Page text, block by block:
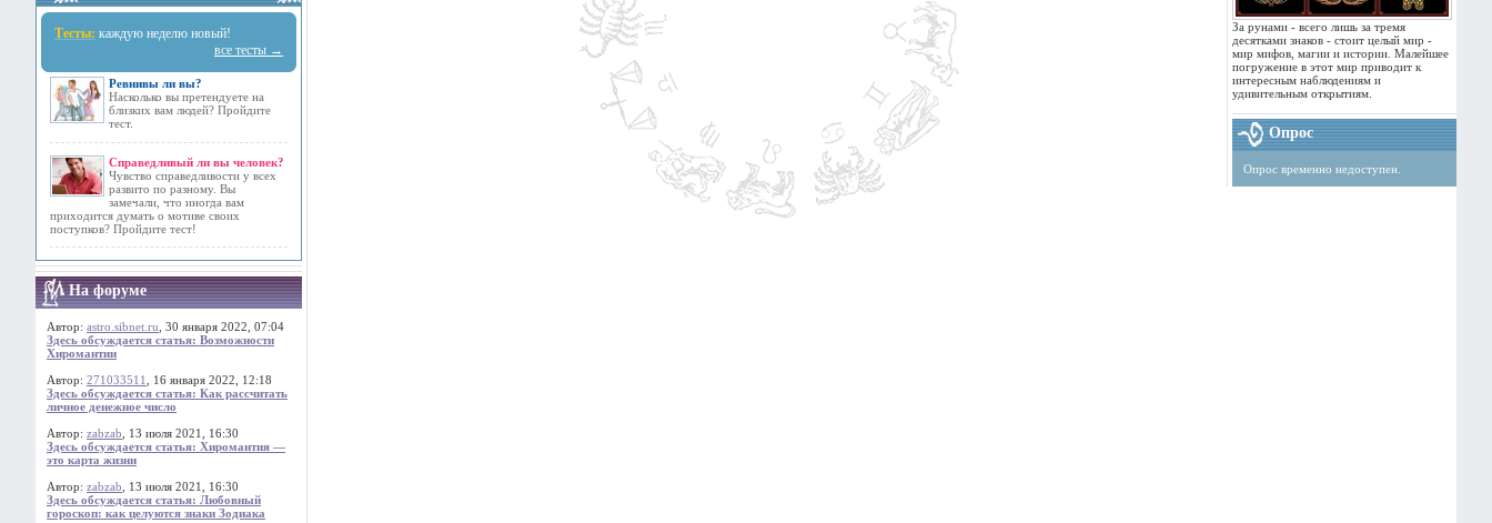
Тесты: каждую неделю новый!
все тесты →
Ревнивы ли вы?
Насколько вы претендуете на
близких вам людей? Пройдите
тест.
Справедливый ли вы человек?
Чувство справедливости у всех
развито по разному. Вы
замечали, что иногда вам
приходится думать о мотиве своих
поступков? Пройдите тест!
На форуме
Автор: astro.sibnet.ru , 30 января 2022, 07:04
Здесь обсуждается статья: Возможности
Хиромантии
Автор: 271033511
, 16 января 2022, 12:18
Здесь обсуждается статья: Как рассчитать
личное денежное число
Автор: zabzab , 13 июля 2021, 16:30
Здесь обсуждается статья: Хиромантия —
это карта жизни
Автор: zabzab , 13 июля 2021, 16:30
Здесь обсуждается статья: Любовный
гороскоп: как целуются знаки Зодиака
За рунами - всего лишь за тремя
десятками знаков - стоит целый мир -
мир мифов, магии и истории. Малейшее
погружение в этот мир приводит к
интересным наблюдениям и
удивительным открытиям.
Опрос
Опрос временно недоступен.